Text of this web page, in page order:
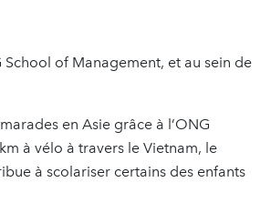
School of Management, et au sein de
en Asie grâce à l’ONG
à vélo à travers le Vietnam, le
à scolariser certains des enfants